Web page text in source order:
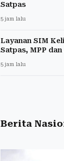
Satpas
5 jam lalu
Layanan SIM
Satpas, MPP
5 jam lalu
Berita